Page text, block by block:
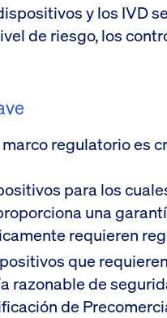
y los IVD
de riesgo, los
regulatorio es
para los
una
requieren
que
razonable de
de